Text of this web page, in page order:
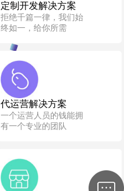
定制开发解决方案
拒绝千篇一律，我们始
终如一，给你所需
代运营解决方案
一个运营人员的钱能拥
有一个专业的团队